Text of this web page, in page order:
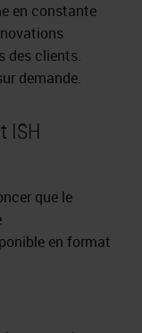
en constante
des clients.
demande.
ISH
que le
en format